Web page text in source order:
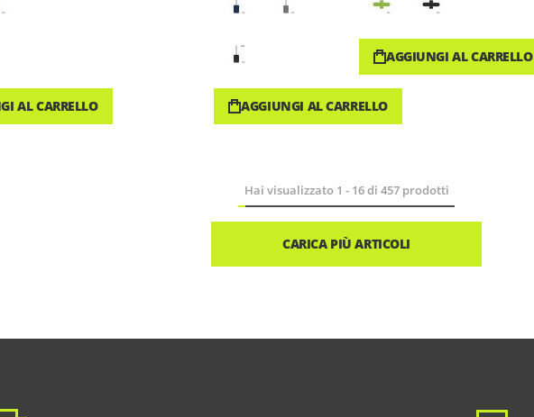
AL CARRELLO AGGIUNGI AL CARRELLO
AGGIUNGI AL CARRELLO
Hai visualizzato 1 - 16di 457prodotti
CARICA PIÙ ARTICOLI